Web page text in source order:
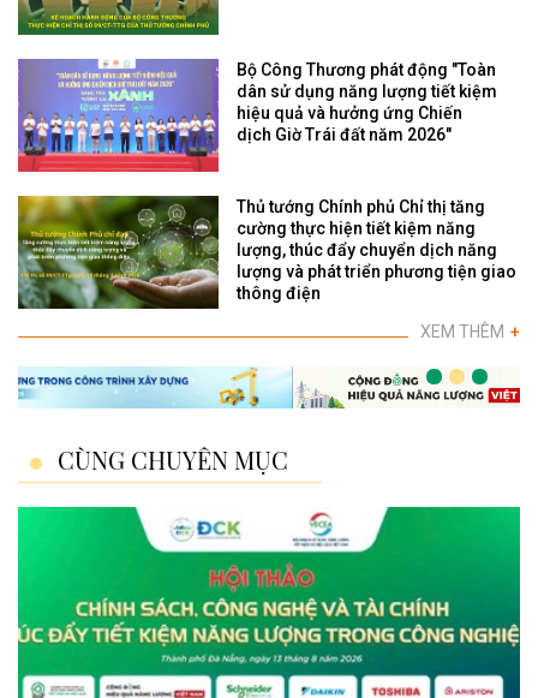
Bộ Công Thương phát động "Toàn
dân sử dụng năng lượng tiết kiệm
hiệu quả và hưởng ứng Chiến
dịch Giờ Trái đất năm 2026"
Thủ tướng Chính phủ Chỉ thị tăng
cường thực hiện tiết kiệm năng
lượng, thúc đẩy chuyển dịch năng
lượng và phát triển phương tiện giao
thông điện
XEM THÊM +
CÙNG CHUYÊN MỤC